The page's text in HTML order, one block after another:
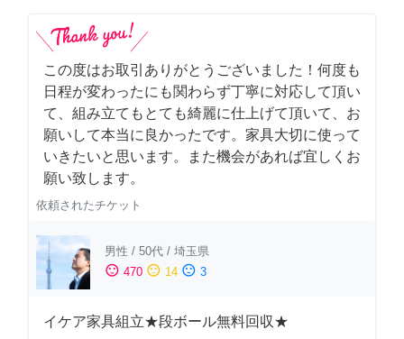
この度はお取引ありがとうございました！何度も
日程が変わったにも関わらず丁寧に対応して頂い
て、組み立てもとても綺麗に仕上げて頂いて、お
願いして本当に良かったです。家具大切に使って
いきたいと思います。また機会があれば宜しくお
願い致します。
依頼されたチケット
男性 / 50代 / 埼玉県
sentiment_satisfied 470 sentiment_neutral 14 sentiment_dissatisfied 3
イケア家具組立★段ボール無料回収★